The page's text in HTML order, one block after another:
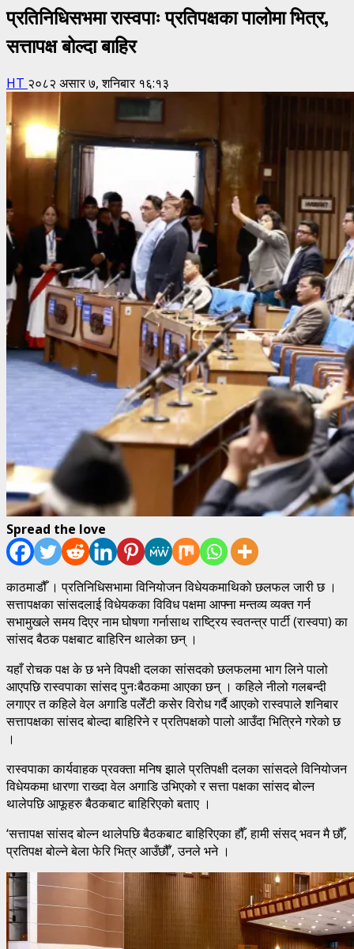
प्रतिनिधिसभमा रास्वपाः प्रतिपक्षका पालोमा भित्र,
सत्तापक्ष बोल्दा बाहिर
HT २०८२ असार ७, शनिबार १६:१३
Spread the love
काठमाडौँ । प्रतिनिधिसभामा विनियोजन विधेयकमाथिको छलफल जारी छ ।
सत्तापक्षका सांसदलाई विधेयकका विविध पक्षमा आफ्ना मन्तव्य व्यक्त गर्न
सभामुखले समय दिएर नाम घोषणा गर्नासाथ राष्ट्रिय स्वतन्त्र पार्टी (रास्वपा) का
सांसद बैठक पक्षबाट बाहिरिन थालेका छन् ।
यहाँ रोचक पक्ष के छ भने विपक्षी दलका सांसदको छलफलमा भाग लिने पालो
आएपछि रास्वपाका सांसद पुनःबैठकमा आएका छन् । कहिले नीलो गलबन्दी
लगाएर त कहिले वेल अगाडि पलेँटी कसेर विरोध गर्दै आएको रास्वपाले शनिबार
सत्तापक्षका सांसद बोल्दा बाहिरिने र प्रतिपक्षको पालो आउँदा भित्रिने गरेको छ
।
रास्वपाका कार्यवाहक प्रवक्ता मनिष झाले प्रतिपक्षी दलका सांसदले विनियोजन
विधेयकमा धारणा राख्दा वेल अगाडि उभिएको र सत्ता पक्षका सांसद बोल्न
थालेपछि आफूहरु बैठकबाट बाहिरिएको बताए ।
‘सत्तापक्ष सांसद बोल्न थालेपछि बैठकबाट बाहिरिएका हौँ, हामी संसद् भवन मै छौँ,
प्रतिपक्ष बोल्ने बेला फेरि भित्र आउँछौँ’, उनले भने ।